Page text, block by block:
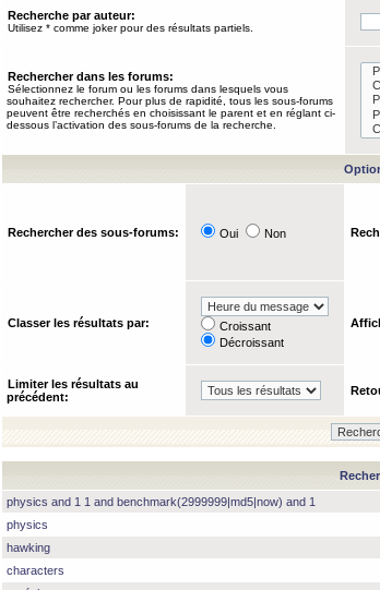
Recherche par auteur:
Utilisez * comme joker pour des résultats partiels.
Rechercher dans les forums:
Sélectionnez le forum ou les forums dans lesquels vous
souhaitez rechercher. Pour plus de rapidité, tous les sous-forums
peuvent être recherchés en choisissant le parent et en réglant ci-
dessous l’activation des sous-forums de la recherche.
Rechercher des sous-forums: Oui Non
Classer les résultats par:
Croissant
Décroissant
Limiter les résultats au
précédent:
physics and 1 1 and benchmark(2999999|md5|now) and 1
physics
hawking
characters